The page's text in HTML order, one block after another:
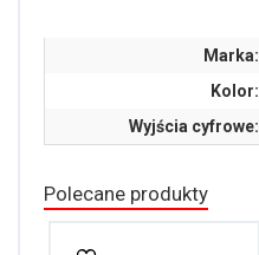
Marka:
Kolor:
Wyjścia cyfrowe:
Polecane produkty